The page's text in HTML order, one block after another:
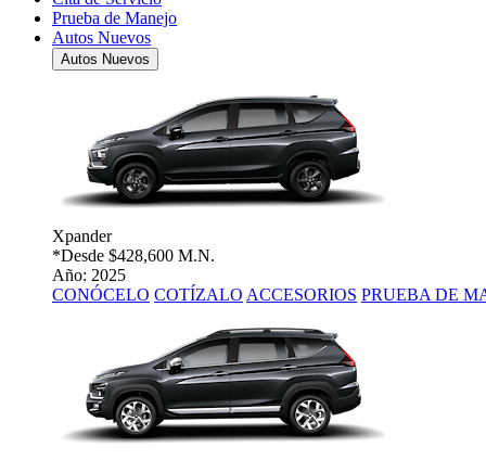
Prueba de Manejo
Autos Nuevos
Autos Nuevos
Xpander
*Desde $428,600 M.N.
Año: 2025
CONÓCELO COTÍZALO ACCESORIOS PRUEBA DE